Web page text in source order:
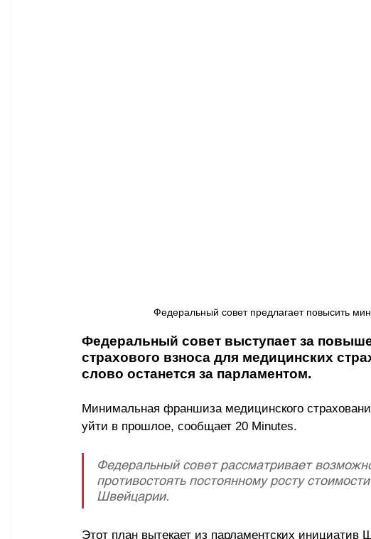
Федеральный совет предлагает повысить
Федеральный совет выступает за
страхового взноса для медицинских
слово останется за парламентом.
Минимальная франшиза медицинского
уйти в прошлое, сообщает 20 Minutes.
Федеральный совет рассматривает
противостоять постоянному росту
Швейцарии.
Этот план вытекает из парламентских инициатив